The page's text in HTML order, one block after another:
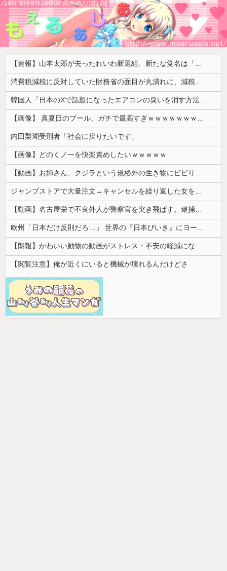
【速報】山本太郎が去ったれいわ新選組、新たな党名は「いのちの党」 略称「いのち」
消費税減税に反対していた財務省の面目が丸潰れに、減税が決まった途端に市場が動き出したが……
韓国人「日本のXで話題になったエアコンの臭いを消す方法をご覧ください」→「これマジ？」
【画像】 真夏日のプール、ガチで最高すぎｗｗｗｗｗｗｗｗｗｗ
内田梨瑚受刑者「社会に戻りたいです」
【画像】どのくノ一を快楽責めしたいｗｗｗｗｗ
【動画】お姉さん、クジラという規格外の生き物にビビりまくる 【Pickup05164712】
ジャンプストアで大量注文→キャンセルを繰り返した女を逮捕 「注文で欲求が満たされた」総額43億円
【動画】名古屋栄で不良外人が警察官を突き飛ばす。逮捕しろやｗｗｗ
欧州「日本だけ反則だろ…」 世界の『日本びいき』にヨーロッパ全土から不満の声
【朗報】かわいい動物の動画がストレス・不安の軽減になる可能性。英大学の研究で実証
【閲覧注意】俺が近くにいると機械が壊れるんだけどさ